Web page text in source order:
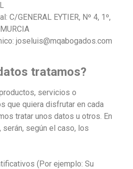
C/GENERAL EYTIER, Nº 4, 1º,
joseluis@mqabogados.com
tratamos?
servicios o
que quiera disfrutar en cada
tratar unos datos u otros. En
según el caso, los
(Por ejemplo: Su